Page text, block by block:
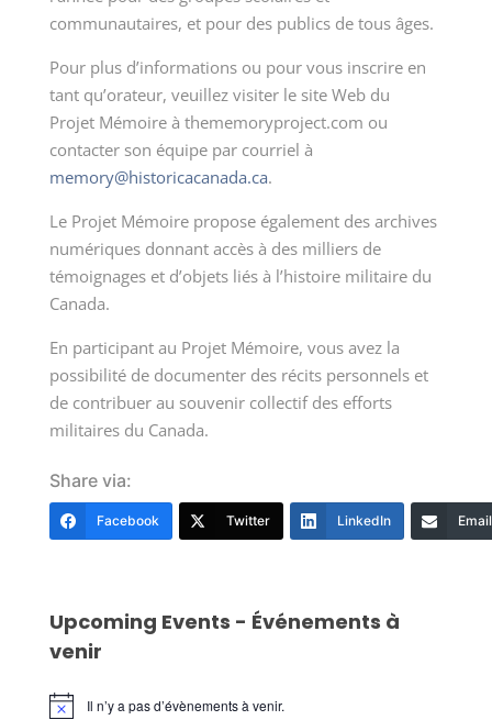
communautaires, et pour des publics de tous âges.
Pour plus d’informations ou pour vous inscrire en
tant qu’orateur, veuillez visiter le site Web du
Projet Mémoire à thememoryproject.com ou
contacter son équipe par courriel à
memory@historicacanada.ca.
Le Projet Mémoire propose également des archives
numériques donnant accès à des milliers de
témoignages et d’objets liés à l’histoire militaire du
Canada.
En participant au Projet Mémoire, vous avez la
possibilité de documenter des récits personnels et
de contribuer au souvenir collectif des efforts
militaires du Canada.
Share via:
Facebook Twitter LinkedIn Email
Upcoming Events - Événements à
venir
Notice Il n’y a pas d’évènements à venir.